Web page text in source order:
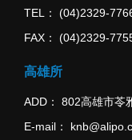
TEL
(04)2329-
FAX
(04)2329-
高雄所
ADD
802高雄市苓
E-mail